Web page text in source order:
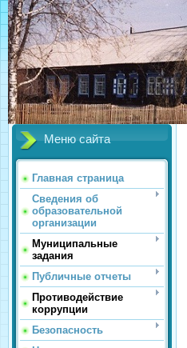
Меню сайта
Главная страница
Сведения об
образовательной
организации
Муниципальные
задания
Публичные отчеты
Противодействие
коррупции
Безопасность